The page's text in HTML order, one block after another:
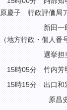
原慶子 行政評価局
新田一郎 自
（地方行政・個人
選挙担当）
15時05分 竹内芳
15時15分 出口
原昌史 官